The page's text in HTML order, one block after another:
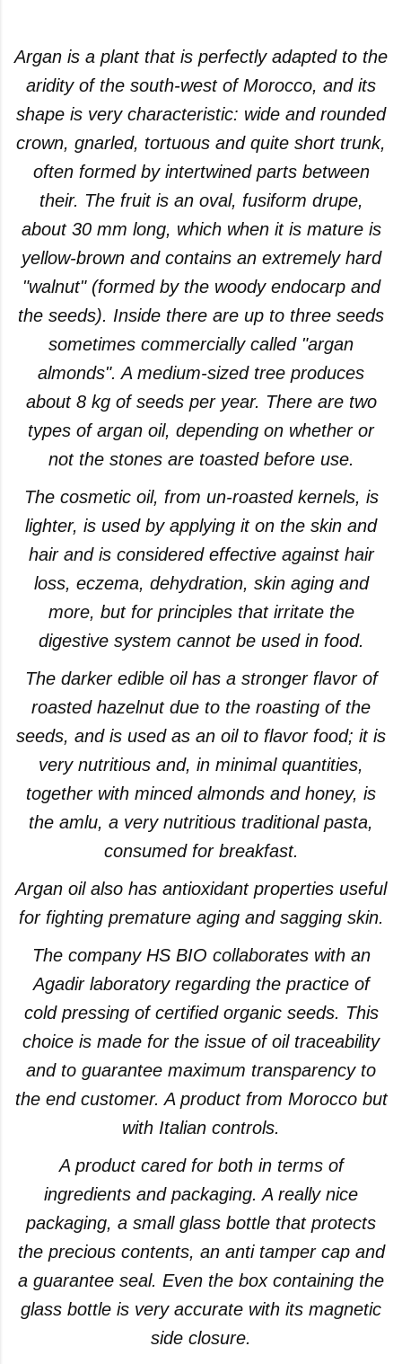
Argan is a plant that is perfectly adapted to the
aridity of the south-west of Morocco, and its
shape is very characteristic: wide and rounded
crown, gnarled, tortuous and quite short trunk,
often formed by intertwined parts between
their. The fruit is an oval, fusiform drupe,
about 30 mm long, which when it is mature is
yellow-brown and contains an extremely hard
"walnut" (formed by the woody endocarp and
the seeds). Inside there are up to three seeds
sometimes commercially called "argan
almonds". A medium-sized tree produces
about 8 kg of seeds per year. There are two
types of argan oil, depending on whether or
not the stones are toasted before use.
The cosmetic oil, from un-roasted kernels, is
lighter, is used by applying it on the skin and
hair and is considered effective against hair
loss, eczema, dehydration, skin aging and
more, but for principles that irritate the
digestive system cannot be used in food.
The darker edible oil has a stronger flavor of
roasted hazelnut due to the roasting of the
seeds, and is used as an oil to flavor food; it is
very nutritious and, in minimal quantities,
together with minced almonds and honey, is
the amlu, a very nutritious traditional pasta,
consumed for breakfast.
Argan oil also has antioxidant properties useful
for fighting premature aging and sagging skin.
The company HS BIO collaborates with an
Agadir laboratory regarding the practice of
cold pressing of certified organic seeds. This
choice is made for the issue of oil traceability
and to guarantee maximum transparency to
the end customer. A product from Morocco but
with Italian controls.
A product cared for both in terms of
ingredients and packaging. A really nice
packaging, a small glass bottle that protects
the precious contents, an anti tamper cap and
a guarantee seal. Even the box containing the
glass bottle is very accurate with its magnetic
side closure.